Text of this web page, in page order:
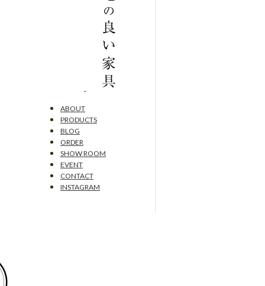
ABOUT
PRODUCTS
BLOG
ORDER
SHOW ROOM
EVENT
CONTACT
INSTAGRAM